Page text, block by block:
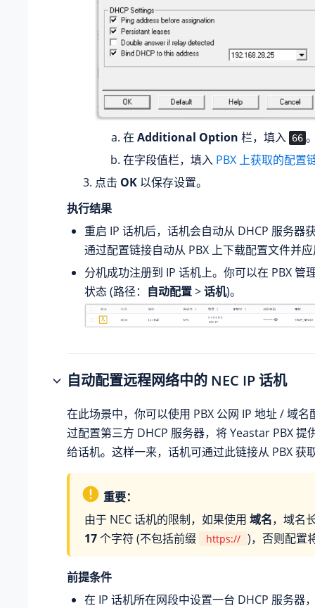
在 Additional Option 栏，填入 66
在字段值栏，填入 PBX 上获取的配置
点击 OK 以保存设置。
执行结果
重启 IP 话机后，话机会自动从 DHCP 服务器
通过配置链接自动从 PBX 上下载配置文件并
分机成功注册到 IP 话机上。你可以在 PBX 管
状态 (路径： 自动配置>话机)。
自动配置远程网络中的 NEC IP 话机
在此场景中，你可以使用 PBX 公网 IP 地址 / 域名
过配置第三方 DHCP 服务器，将 Yeastar PBX 提
给话机。这样一来，话机可通过此链接从 PBX 获
重要：
由于 NEC 话机的限制，如果使用 域名，域名
17个字符 (不包括前缀 https:// )，否则配置
前提条件
在 IP 话机所在网段中设置一台 DHCP 服务器